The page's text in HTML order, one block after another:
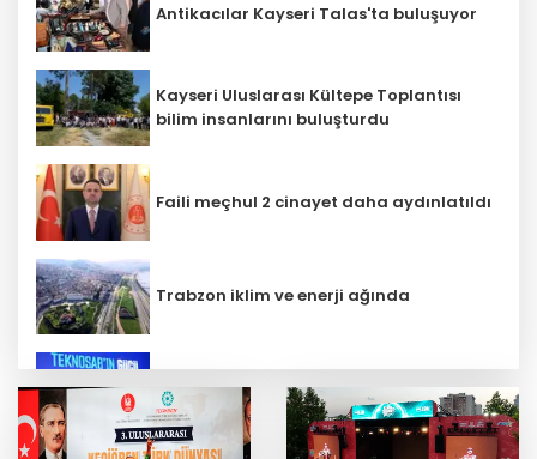
Antikacılar Kayseri Talas'ta buluşuyor
Kayseri Uluslarası Kültepe Toplantısı
bilim insanlarını buluşturdu
Faili meçhul 2 cinayet daha aydınlatıldı
Trabzon iklim ve enerji ağında
önde! Dev lansmanda neler oldu?